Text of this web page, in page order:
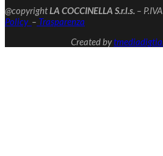
@copyrightLA COCCINELLA S.r.l.s. –
Policy – Trasparenza
Created by